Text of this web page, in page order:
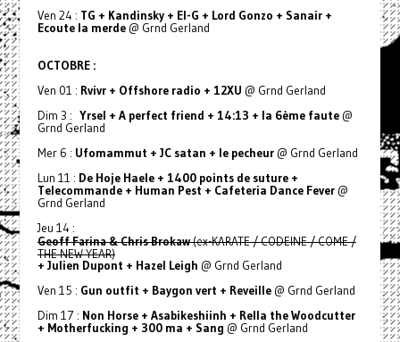
Ven 24 : TG + Kandinsky + El-G + Lord Gonzo + Sanair +
Ecoute la merde@ Grnd Gerland
OCTOBRE :
Ven 01 : Rvivr + Offshore radio + 12XU @ Grnd Gerland
Dim 3 : Yrsel + A perfect friend + 14:13 + la 6ème faute@
Grnd Gerland
Mer 6 : Ufomammut + JC satan + le pecheur@ Grnd Gerland
Lun 11 : De Hoje Haele + 1400 points de suture +
Telecommande + Human Pest + Cafeteria Dance Fever@
Grnd Gerland
Jeu 14 :
Geoff Farina & Chris Brokaw(ex-KARATE / CODEINE / COME /
THE NEW YEAR)
+ Julien Dupont + Hazel Leigh @ Grnd Gerland
Ven 15 : Gun outfit + Baygon vert + Reveille @ Grnd Gerland
Dim 17 : Non Horse + Asabikeshiinh + Rella the Woodcutter
+ Motherfucking + 300 ma + Sang @ Grnd Gerland